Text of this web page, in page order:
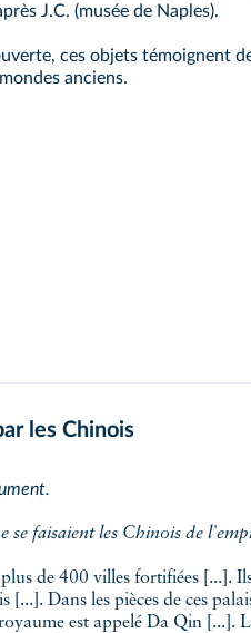
J.C. (musée de Naples).
ces objets témoignent
anciens.
les Chinois
se faisaient les Chinois de
plus de 400 villes fortifiées [...].
[...]. Dans les pièces de ces
est appelé Da Qin [...].